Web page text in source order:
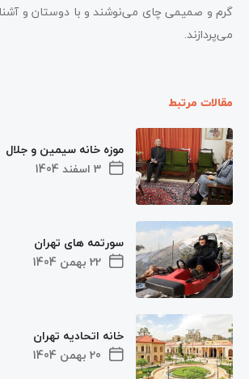
گرم و صمیمی چای می‌نوشند و با دوستان و
می‌پردازند.
مقالات مرتبط
3 اسفند 1404
موزه خانه سیمین و جلال
22 بهمن 1404
سورتمه های تهران
20 بهمن 1404
خانه اتحادیه تهران